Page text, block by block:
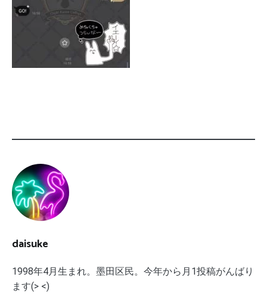
daisuke
1998年4月生まれ。墨田区民。今年から月1投稿がんばり
ます(> <)